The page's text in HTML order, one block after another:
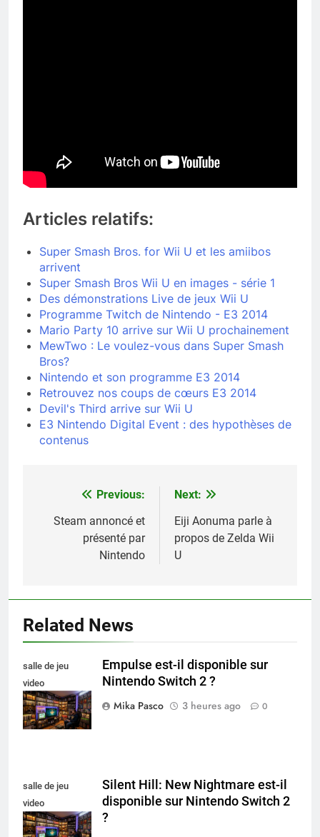
Articles relatifs:
Super Smash Bros. for Wii U et les amiibos
arrivent
Super Smash Bros Wii U en images - série 1
Des démonstrations Live de jeux Wii U
Programme Twitch de Nintendo - E3 2014
Mario Party 10 arrive sur Wii U prochainement
MewTwo : Le voulez-vous dans Super Smash
Bros?
Nintendo et son programme E3 2014
Retrouvez nos coups de cœurs E3 2014
Devil's Third arrive sur Wii U
E3 Nintendo Digital Event : des hypothèses de
contenus
Navigation
de
l’article
Previous:
Steam annoncé et
présenté par
Nintendo
Next:
Eiji Aonuma parle à
propos de Zelda Wii
U
Related News
salle de jeu
video
collectionneur
Empulse est-il disponible sur
Nintendo Switch 2 ?
Mika Pasco
3 heures ago 0
salle de jeu
video
collectionneur
Silent Hill: New Nightmare est-il
disponible sur Nintendo Switch 2
?